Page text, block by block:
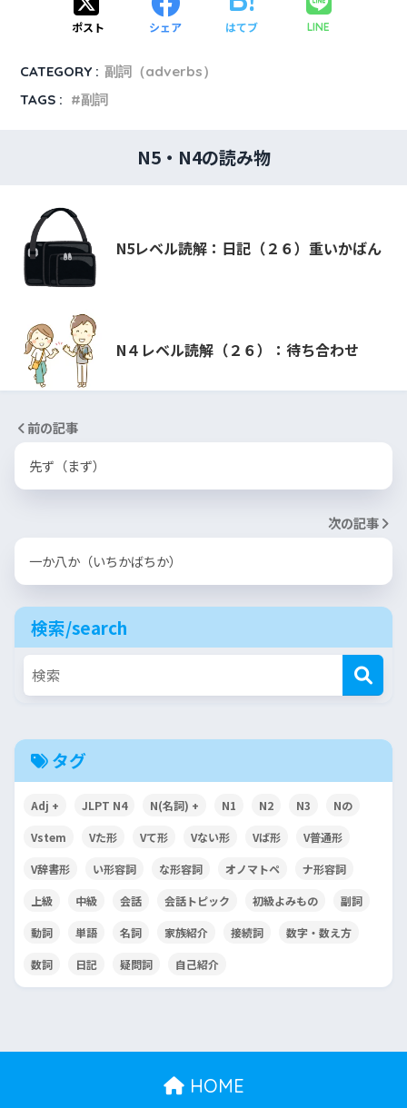
ポスト シェア はてブ LINE
CATEGORY : 副詞（adverbs）
TAGS :
副詞
N5・N4の読み物
N5レベル読解：日記（２６）重いかばん
N４レベル読解（２６）：待ち合わせ
前の記事
先ず（まず）
次の記事
一か八か（いちかばちか）
検索/search
タグ
Adj + JLPT N4 N(名詞) + N1 N2 N3 Nの
Vstem Vた形 Vて形 Vない形 Vば形 V普通形
V辞書形 い形容詞 な形容詞 オノマトペ ナ形容詞
上級 中級 会話 会話トピック 初級よみもの 副詞
動詞 単語 名詞 家族紹介 接続詞 数字・数え方
数詞 日記 疑問詞 自己紹介
HOME